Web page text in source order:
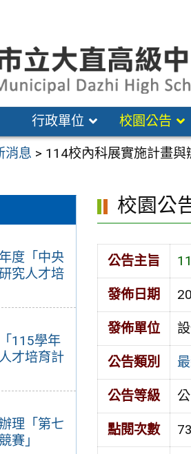
行政單位 校園公告
消息 > 114校內科展實施計畫與
度「中央
究人才培
115學年
才培育計
理「第七
賽」
校園公
公告主旨
發佈日期
發佈單位
公告類別
公告等級
點閱次數